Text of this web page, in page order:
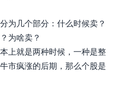
为几个部分：什么时候卖？
为啥卖？
上就是两种时候，一种是整
市疯涨的后期，那么个股是